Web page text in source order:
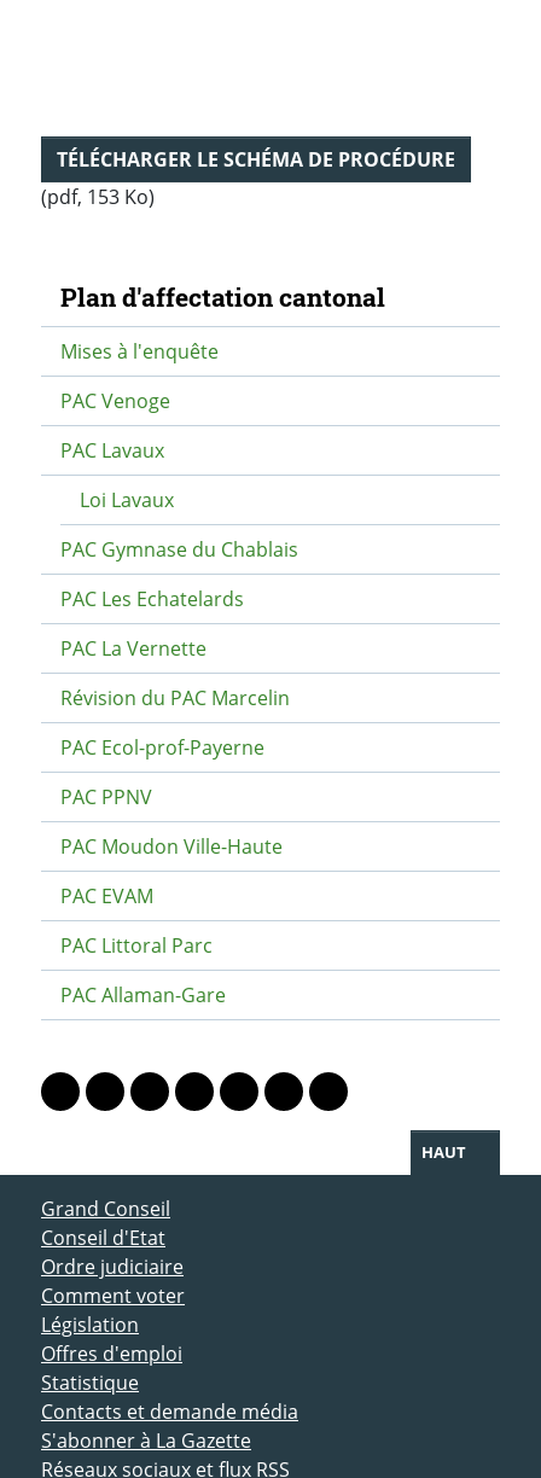
TÉLÉCHARGER LE SCHÉMA DE PROCÉDURE
(pdf, 153 Ko)
Navigation secondaire
Plan d'affectation cantonal
Mises à l'enquête
PAC Venoge
PAC Lavaux
Loi Lavaux
PAC Gymnase du Chablais
PAC Les Echatelards
PAC La Vernette
Révision du PAC Marcelin
PAC Ecol-prof-Payerne
PAC PPNV
PAC Moudon Ville-Haute
PAC EVAM
PAC Littoral Parc
PAC Allaman-Gare
Lien vers le profil Mastodon
Lien vers le profil Bluesky
Lien vers le profil Instagram
Lien vers le profil Linkedin
Lien vers le profil Facebook
Lien vers le profil Twitter
Partager par WhatsApp
HAUT
ACCÈS DIRECT
Grand Conseil
Conseil d'Etat
Ordre judiciaire
Comment voter
Législation
Offres d'emploi
Statistique
Contacts et demande média
S'abonner à La Gazette
Réseaux sociaux et flux RSS